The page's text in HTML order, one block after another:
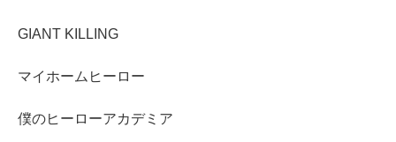
GIANT KILLING
マイホームヒーロー
僕のヒーローアカデミア